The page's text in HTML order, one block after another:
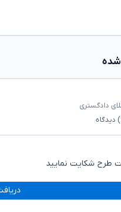
دادگستری
دیدگاه
طرح شکایت نمایید